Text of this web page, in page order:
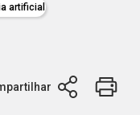
artificial